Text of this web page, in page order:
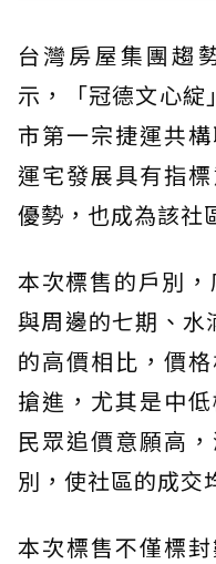
台灣房屋集團趨
示，「冠德文心綻
市第一宗捷運共
運宅發展具有指
優勢，也成為該社
本次標售的戶別
與周邊的七期、水
的高價相比，價
搶進，尤其是中
民眾追價意願高
別，使社區的成交
本次標售不僅標